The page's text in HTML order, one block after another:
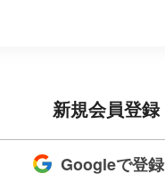
新規会員登録
Googleで登録